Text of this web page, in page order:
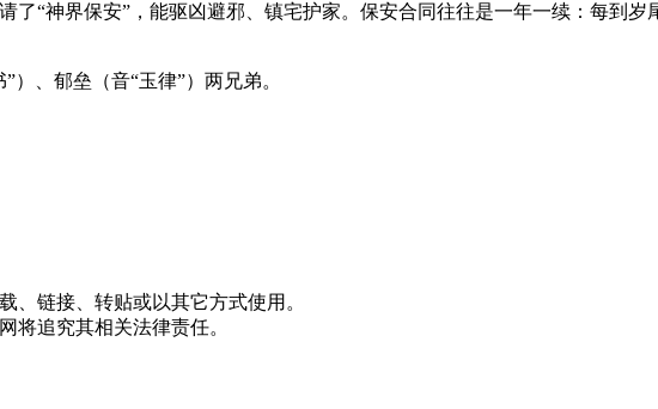
“神界保安”，能驱凶避邪、镇宅护家。保安合同往往是一年一续：每到
、郁垒（音“玉律”）两兄弟。
、链接、转贴或以其它方式使用。
将追究其相关法律责任。